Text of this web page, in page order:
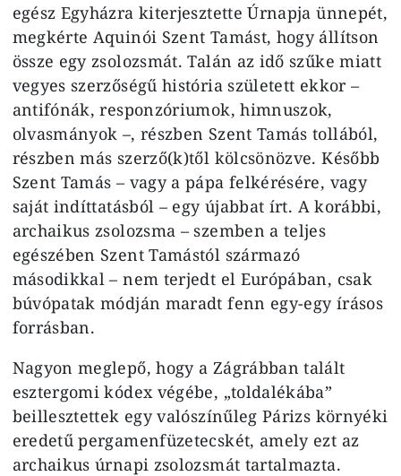
egész Egyházra kiterjesztette Úrnapja ünnepét,
megkérte Aquinói Szent Tamást, hogy állítson
össze egy zsolozsmát. Talán az idő szűke miatt
vegyes szerzőségű história született ekkor –
antifónák, responzóriumok, himnuszok,
olvasmányok –, részben Szent Tamás tollából,
részben más szerző(k)től kölcsönözve. Később
Szent Tamás – vagy a pápa felkérésére, vagy
saját indíttatásból – egy újabbat írt. A korábbi,
archaikus zsolozsma – szemben a teljes
egészében Szent Tamástól származó
másodikkal – nem terjedt el Európában, csak
búvópatak módján maradt fenn egy-egy írásos
forrásban.
Nagyon meglepő, hogy a Zágrábban talált
esztergomi kódex végébe, „toldalékába”
beillesztettek egy valószínűleg Párizs környéki
eredetű pergamenfüzetecskét, amely ezt az
archaikus úrnapi zsolozsmát tartalmazta.